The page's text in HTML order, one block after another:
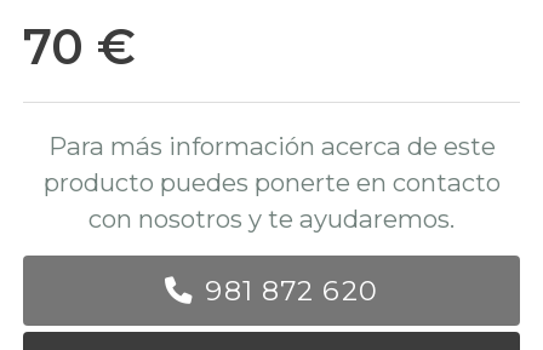
70 €
Para más información acerca de este
producto puedes ponerte en contacto
con nosotros y te ayudaremos.
981 872 620